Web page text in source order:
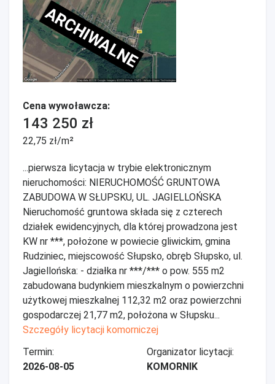
ARCHIWALNE
Cena wywoławcza:
143 250 zł
22,75 zł/m²
...pierwsza licytacja w trybie elektronicznym
nieruchomości: NIERUCHOMOŚĆ GRUNTOWA
ZABUDOWA W SŁUPSKU, UL. JAGIELLOŃSKA
Nieruchomość gruntowa składa się z czterech
działek ewidencyjnych, dla której prowadzona jest
KW nr ***, położone w powiecie gliwickim, gmina
Rudziniec, miejscowość Słupsko, obręb Słupsko, ul.
Jagiellońska: - działka nr ***/*** o pow. 555 m2
zabudowana budynkiem mieszkalnym o powierzchni
użytkowej mieszkalnej 112,32 m2 oraz powierzchni
gospodarczej 21,77 m2, położona w Słupsku...
Szczegóły licytacji komorniczej
Termin:
2026-08-05
Organizator licytacji:
KOMORNIK